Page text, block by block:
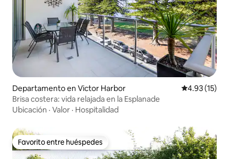
Departamento en Victor Harbor Calificación
4.93 (15)
Brisa costera: vida relajada en la Esplanade
Ubicación · Valor · Hospitalidad
Favorito entre huéspedes
Favorito entre huéspedes